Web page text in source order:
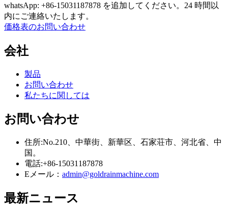
whatsApp: +86-15031187878 を追加してください。24 時間以
内にご連絡いたします。
価格表のお問い合わせ
会社
製品
お問い合わせ
私たちに関しては
お問い合わせ
住所:No.210、中華街、新華区、石家荘市、河北省、中
国。
電話:+86-15031187878
Eメール： admin@goldrainmachine.com
最新ニュース